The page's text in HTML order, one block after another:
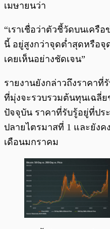
เมษายนว่า
“เราเชื่อว่าตัวชี้วัดบนเครือ
นี้ อยู่สูงกว่าจุดต่ำสุดหรือจุด
เคยเห็นอย่างชัดเจน”
รายงานยังกล่าวถึงราคาที่
ที่มุ่งจะรวบรวมต้นทุนเฉลี่
ปัจจุบัน ราคาที่รับรู้อยู่ที่ปร
ปลายไตรมาสที่ 1 และยัง
เดือนมกราคม